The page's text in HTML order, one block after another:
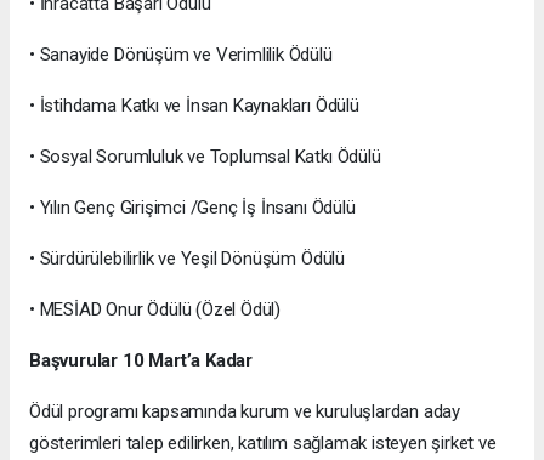
• Sanayide Dönüşüm ve Verimlilik Ödülü
• İstihdama Katkı ve İnsan Kaynakları Ödülü
• Sosyal Sorumluluk ve Toplumsal Katkı Ödülü
• Yılın Genç Girişimci /Genç İş İnsanı Ödülü
• Sürdürülebilirlik ve Yeşil Dönüşüm Ödülü
• MESİAD Onur Ödülü (Özel Ödül)
Başvurular 10 Mart’a Kadar
Ödül programı kapsamında kurum ve kuruluşlardan aday
gösterimleri talep edilirken, katılım sağlamak isteyen şirket ve